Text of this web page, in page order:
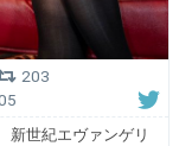
203
新世紀エヴァンゲリ